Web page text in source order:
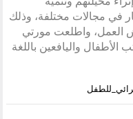
في مجالات مختلفة، وذلك
العمل، واطلعت مورتي
واليافعين باللغة